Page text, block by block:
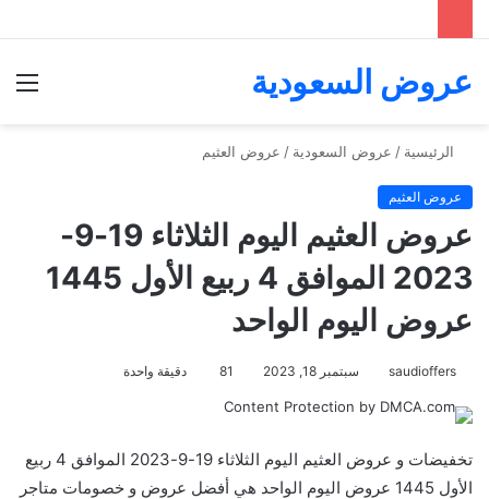
عروض السعودية
الرئيسية / عروض السعودية / عروض العثيم
عروض العثيم
عروض العثيم اليوم الثلاثاء 19-9-
2023 الموافق 4 ربيع الأول 1445
عروض اليوم الواحد
saudioffers سبتمبر 18, 2023 81 دقيقة واحدة
تخفيضات و عروض العثيم اليوم الثلاثاء 19-9-2023 الموافق 4 ربيع
الأول 1445 عروض اليوم الواحد هي أفضل عروض و خصومات متاجر